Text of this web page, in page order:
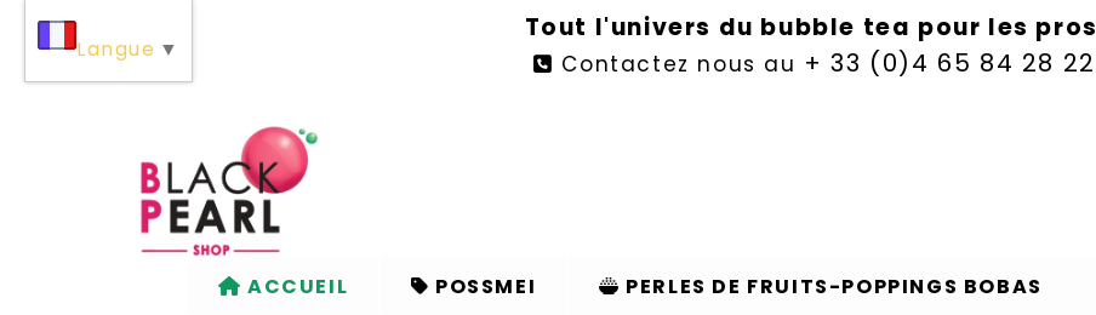
Tout l'univers du bubble tea pour les pros
 Contactez nous au + 33 (0)4 65 84 28 22
ACCUEIL POSSMEI PERLES DE FRUITS-POPPINGS BOBAS
Langue ▼